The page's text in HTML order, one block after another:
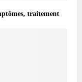
traitement